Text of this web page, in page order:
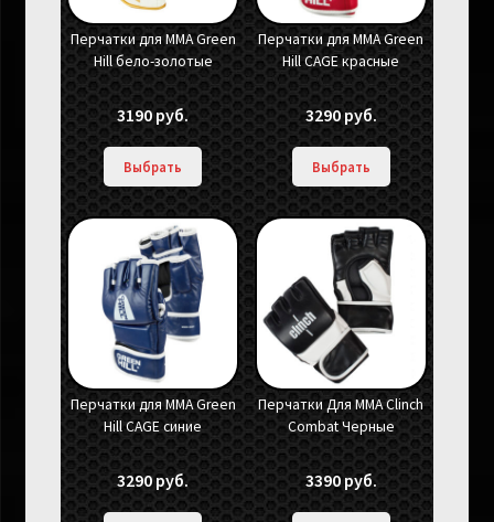
Перчатки для MMA Green
Hill бело-золотые
3190 руб.
Выбрать
Перчатки для MMA Green
Hill CAGE красные
3290руб.
Выбрать
Перчатки для MMA Green
Hill CAGE синие
3290 руб.
Перчатки Для ММА Clinch
Combat Черные
3390 руб.